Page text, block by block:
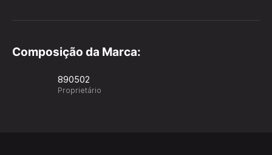
Composição da Marca:
890502
Proprietário